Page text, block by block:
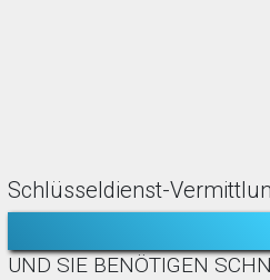
Schlüsseldienst-
TÜR
UND SIE BENÖTIGEN